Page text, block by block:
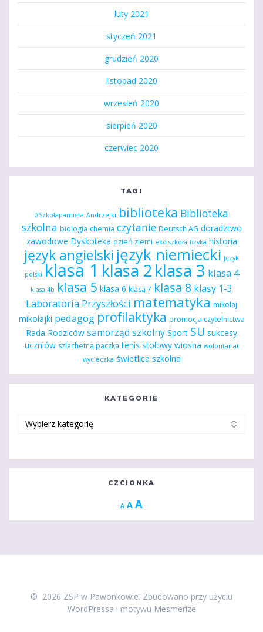
luty 2021
styczeń 2021
grudzień 2020
listopad 2020
wrzesień 2020
sierpień 2020
czerwiec 2020
TAGI
#Szkołapamięta Andrzejki biblioteka Biblioteka
szkolna biologia chemia czytanie Deutsch AG doradztwo
zawodowe Dyskoteka dzień ziemi eko szkoła fizyka historia
język angielski język niemiecki język
polski klasa 1 klasa 2klasa 3 klasa 4
klasa 4b klasa 5 klasa 6 klasa 7 klasa 8 klasy 1-3
Laboratoria Przyszłości matematyka mikołaj
mikołajki pedagog profilaktyka promocja czytelnictwa
Rada Rodziców samorząd szkolny Sport SU sukcesy
uczniów szlachetna paczka tenis stołowy wiosna wolontariat
wycieczka świetlica szkolna
KATEGORIE
CZCIONKA
A Decrease
A Reset
A
© 2026 ZSP w Pawonkowie. Zbudowano przy użyciu
WordPressa i motywu Mesmerize